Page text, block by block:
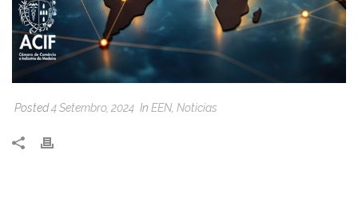
Posted4 Setembro, 2024 In EEN Noticias